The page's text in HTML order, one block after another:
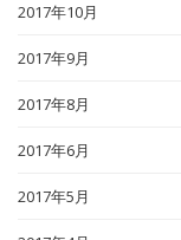
2017年10月
2017年9月
2017年8月
2017年6月
2017年5月